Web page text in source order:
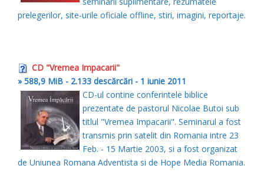
prelegerilor, site-urile oficiale offline, stiri, imagini, reportaje.
CD "Vremea Impacarii"
» 588,9 MiB - 2.133 descărcări - 1 iunie 2011
CD-ul contine conferintele biblice
prezentate de pastorul Nicolae Butoi sub
titlul "Vremea Impacarii". Seminarul a fost
transmis prin satelit din Romania intre 23
Feb. - 15 Martie 2003, si a fost organizat
de Uniunea Romana Adventista si de Hope Media Romania.